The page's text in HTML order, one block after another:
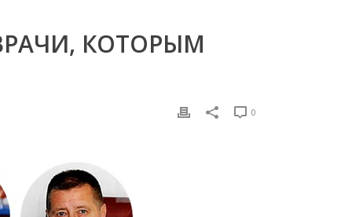
КОТОРЫМ
0